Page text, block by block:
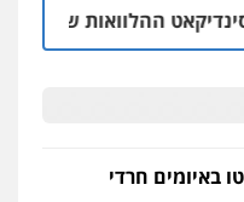
ההלוואות של משפחת
באיומים חרדי